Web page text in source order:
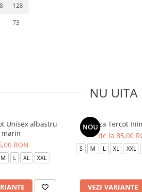
128
73
NU UITA
Unisex albastru
marin
RON
M L XL XXL
NOU
Bluza Tercot
de la 85,00
S M L XL XXL
VEZI VARIANTE